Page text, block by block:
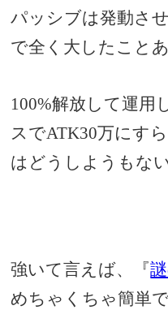
パッシブは発動さ
で全く大したこと
100%解放して運用
スでATK30万にす
はどうしようもな
強いて言えば、『
めちゃくちゃ簡単